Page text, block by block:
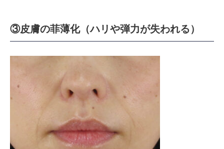
③皮膚の菲薄化（ハリや弾力が失われる）